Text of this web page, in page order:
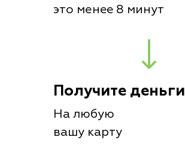
это менее 8 минут
Получите деньги
На любую
вашу карту